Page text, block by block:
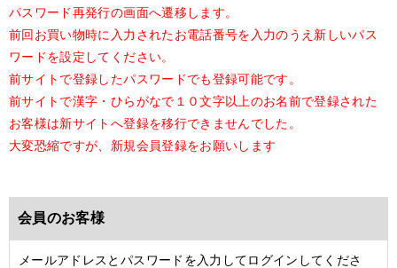
パスワード再発行の画面へ遷移します。
前回お買い物時に入力されたお電話番号を入力のうえ新しいパス
ワードを設定してください。
前サイトで登録したパスワードでも登録可能です。
前サイトで漢字・ひらがなで１０文字以上のお名前で登録された
お客様は新サイトへ登録を移行できませんでした。
大変恐縮ですが、新規会員登録をお願いします
会員のお客様
メールアドレスとパスワードを入力してログインしてくださ